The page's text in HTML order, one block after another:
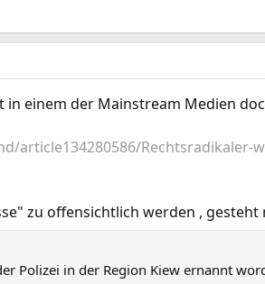
in einem der Mainstream Medien
article134280586/Rechtsradikaler-
zu offensichtlich werden , gesteht
Polizei in der Region Kiew ernannt